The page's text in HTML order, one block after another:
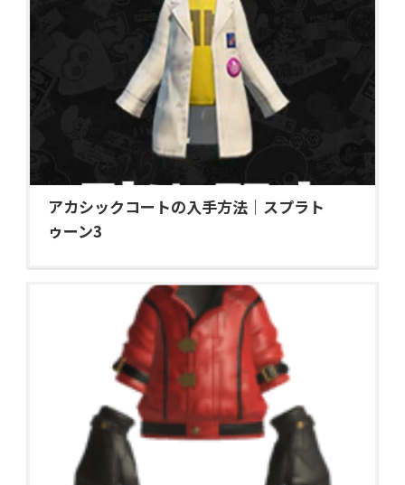
アカシックコートの入手方法｜スプラト
ゥーン3